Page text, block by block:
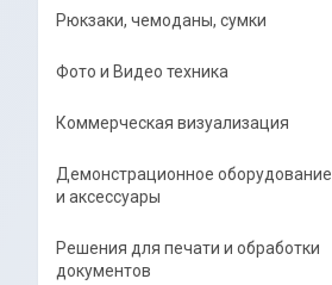
Рюкзаки, чемоданы, сумки
Фото и Видео техника
Коммерческая визуализация
Демонстрационное оборудование
и аксессуары
Решения для печати и обработки
документов